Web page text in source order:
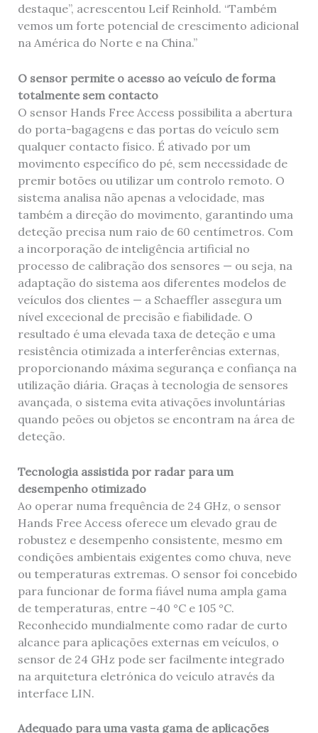
destaque”, acrescentou Leif Reinhold. “Também
vemos um forte potencial de crescimento adicional
na América do Norte e na China.”
O sensor permite o acesso ao veículo de forma
totalmente sem contacto
O sensor Hands Free Access possibilita a abertura
do porta-bagagens e das portas do veículo sem
qualquer contacto físico. É ativado por um
movimento específico do pé, sem necessidade de
premir botões ou utilizar um controlo remoto. O
sistema analisa não apenas a velocidade, mas
também a direção do movimento, garantindo uma
deteção precisa num raio de 60 centímetros. Com
a incorporação de inteligência artificial no
processo de calibração dos sensores — ou seja, na
adaptação do sistema aos diferentes modelos de
veículos dos clientes — a Schaeffler assegura um
nível excecional de precisão e fiabilidade. O
resultado é uma elevada taxa de deteção e uma
resistência otimizada a interferências externas,
proporcionando máxima segurança e confiança na
utilização diária. Graças à tecnologia de sensores
avançada, o sistema evita ativações involuntárias
quando peões ou objetos se encontram na área de
deteção.
Tecnologia assistida por radar para um
desempenho otimizado
Ao operar numa frequência de 24 GHz, o sensor
Hands Free Access oferece um elevado grau de
robustez e desempenho consistente, mesmo em
condições ambientais exigentes como chuva, neve
ou temperaturas extremas. O sensor foi concebido
para funcionar de forma fiável numa ampla gama
de temperaturas, entre –40 °C e 105 °C.
Reconhecido mundialmente como radar de curto
alcance para aplicações externas em veículos, o
sensor de 24 GHz pode ser facilmente integrado
na arquitetura eletrónica do veículo através da
interface LIN.
Adequado para uma vasta gama de aplicações